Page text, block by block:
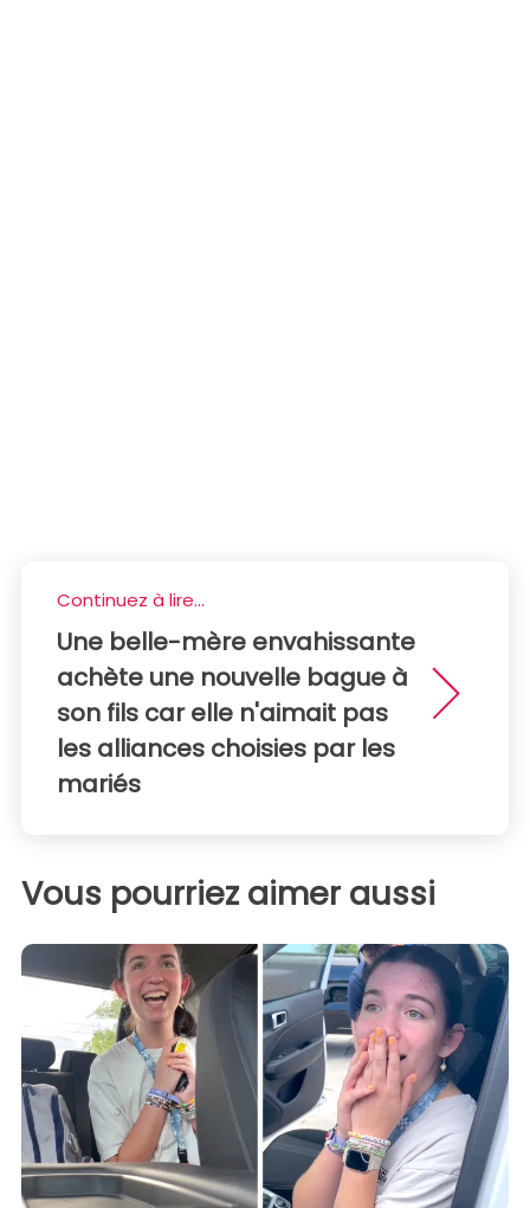
Continuez à lire...
Une belle-mère envahissante
achète une nouvelle bague à
son fils car elle n'aimait pas
les alliances choisies par les
mariés
Vous pourriez aimer aussi